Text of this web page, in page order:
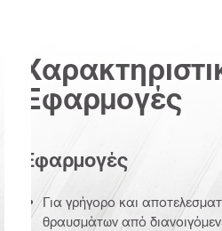
Εφαρμογές
Εφαρμογές
Για γρήγορο και
θραυσμάτων από